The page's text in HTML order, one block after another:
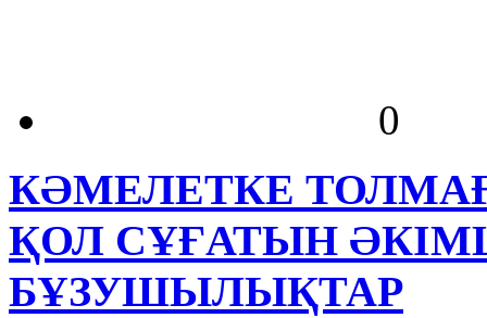
0
КӘМЕЛЕТКЕ
ҚОЛ СҰҒАТЫН
БҰЗУШЫЛЫҚТАР